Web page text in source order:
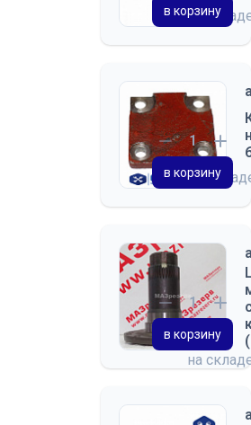
на
в корзину
на
в корзину
на
в корзину